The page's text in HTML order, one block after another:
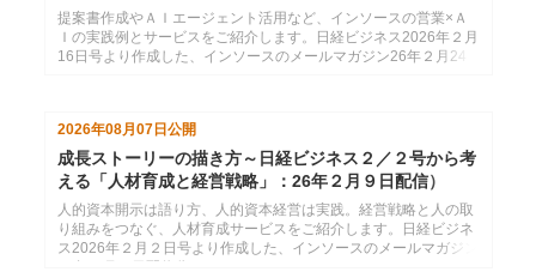
24日配信
提案書作成やＡＩエージェント活用など、インソースの営業×Ａ
Ｉの実践例とサービスをご紹介します。日経ビジネス2026年２月
16日号より作成した、インソースのメールマガジン26年２月24
2026年08月07日 公開
成長ストーリーの描き方～日経ビジネス２／２号から考
える「人材育成と経営戦略」：26年２月９日配信）
人的資本開示は語り方、人的資本経営は実践。経営戦略と人の取
り組みをつなぐ、人材育成サービスをご紹介します。日経ビジネ
ス2026年２月２日号より作成した、インソースのメールマガジン